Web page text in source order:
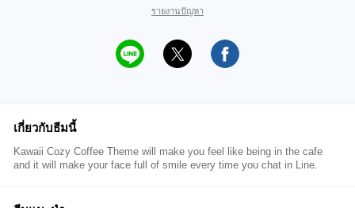
รายงานปัญหา
เกี่ยวกับธีมนี้
Kawaii Cozy Coffee Theme will make you feel like being in the cafe
and it will make your face full of smile every time you chat in Line.